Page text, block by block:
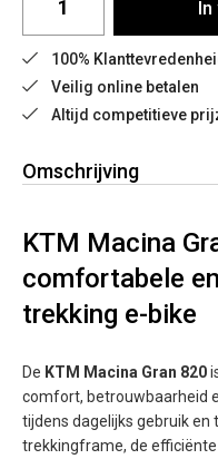
In
100%
Veilig online betalen
Altijd competitieve
Omschrijving
KTM Macina
comfortabele
trekking e-bike
De KTM Macina Gran 820
comfort, betrouwbaarheid
tijdens dagelijks gebruik
trekkingframe, de